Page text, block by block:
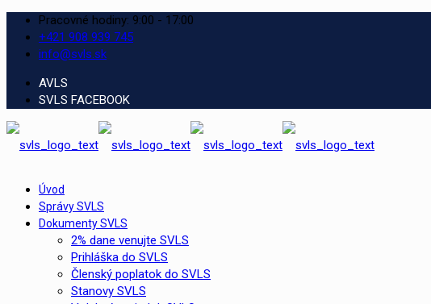
Pracovné hodiny: 9:00 - 17:00
+421 908 939 745
info@svls.sk
AVLS
SVLS FACEBOOK
Úvod
Správy SVLS
Dokumenty SVLS
2% dane venujte SVLS
Prihláška do SVLS
Členský poplatok do SVLS
Stanovy SVLS